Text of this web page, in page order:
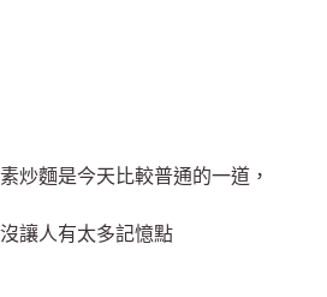
素炒麵是今天比較普通的一道，
沒讓人有太多記憶點